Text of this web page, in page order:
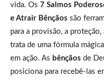
vida. Os 7 Salmos
e Atrair Bênçãos são
para a provisão, a
trata de uma fórmula
em ação. As bênçãos de
posiciona para recebê-las